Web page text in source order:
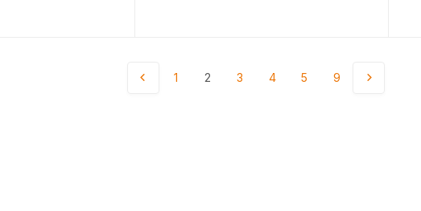
1 2 3 4 5 9